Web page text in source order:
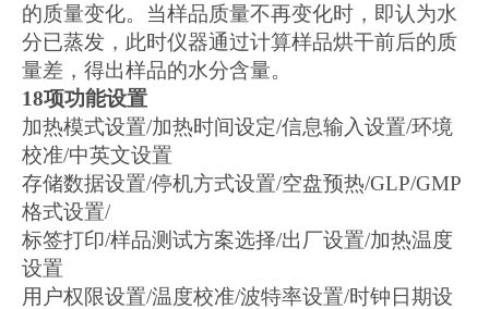
的质量变化。当样品质量不再变化时，即认为水
分已蒸发，此时仪器通过计算样品烘干前后的质
量差，得出样品的水分含量。
18项功能设置
加热模式设置/加热时间设定/信息输入设置/环境
校准/中英文设置
存储数据设置/停机方式设置/空盘预热/GLP/GMP
格式设置/
标签打印/样品测试方案选择/出厂设置/加热温度
设置
用户权限设置/温度校准/波特率设置/时钟日期设